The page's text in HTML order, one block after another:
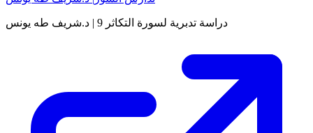
دراسة تدبرية لسورة التكاثر 9 | د.شريف طه يونس